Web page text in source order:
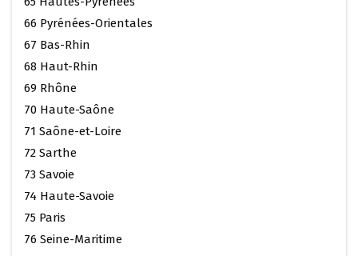
66 Pyrénées-Orientales
67 Bas-Rhin
68 Haut-Rhin
69 Rhône
70 Haute-Saône
71 Saône-et-Loire
72 Sarthe
73 Savoie
74 Haute-Savoie
75 Paris
76 Seine-Maritime